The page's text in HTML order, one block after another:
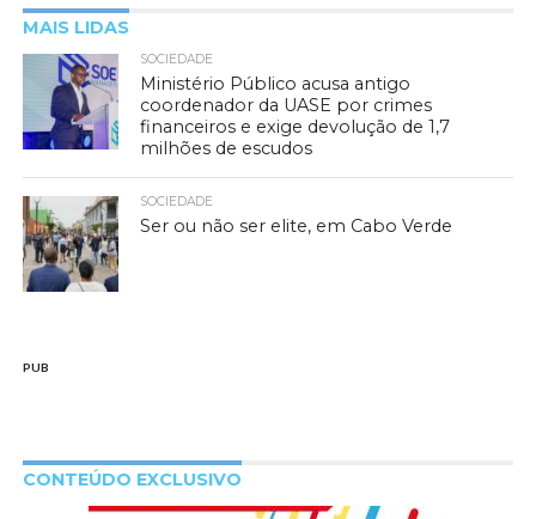
MAIS LIDAS
SOCIEDADE
Ministério Público acusa antigo
coordenador da UASE por crimes
financeiros e exige devolução de 1,7
milhões de escudos
SOCIEDADE
Ser ou não ser elite, em Cabo Verde
PUB
CONTEÚDO EXCLUSIVO